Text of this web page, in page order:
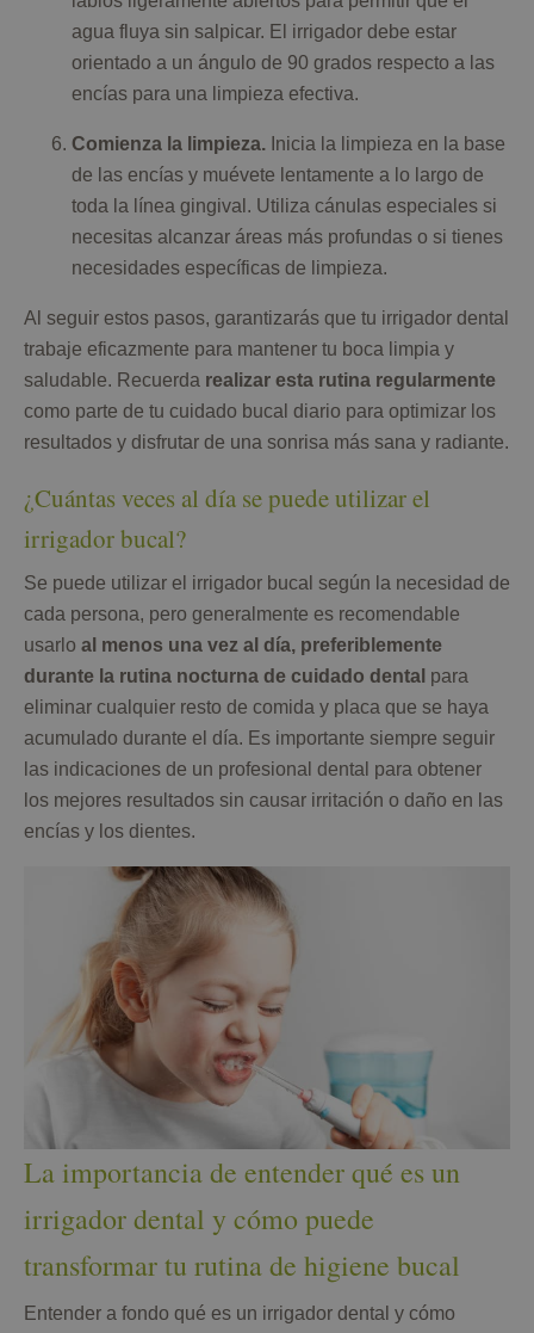
agua fluya sin salpicar. El irrigador debe estar
orientado a un ángulo de 90 grados respecto a las
encías para una limpieza efectiva.
Comienza la limpieza. Inicia la limpieza en la base
de las encías y muévete lentamente a lo largo de
toda la línea gingival. Utiliza cánulas especiales si
necesitas alcanzar áreas más profundas o si tienes
necesidades específicas de limpieza.
Al seguir estos pasos, garantizarás que tu irrigador dental
trabaje eficazmente para mantener tu boca limpia y
saludable. Recuerda realizar esta rutina regularmente
como parte de tu cuidado bucal diario para optimizar los
resultados y disfrutar de una sonrisa más sana y radiante.
¿Cuántas veces al día se puede utilizar el
irrigador bucal?
Se puede utilizar el irrigador bucal según la necesidad de
cada persona, pero generalmente es recomendable
usarlo al menos una vez al día, preferiblemente
durante la rutina nocturna de cuidado dental para
eliminar cualquier resto de comida y placa que se haya
acumulado durante el día. Es importante siempre seguir
las indicaciones de un profesional dental para obtener
los mejores resultados sin causar irritación o daño en las
encías y los dientes.
La importancia de entender qué es un
irrigador dental y cómo puede
transformar tu rutina de higiene bucal
Entender a fondo qué es un irrigador dental y cómo